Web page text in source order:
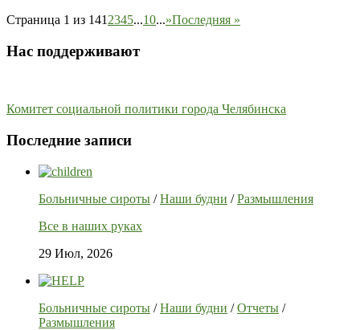
Страница 1 из 141 2345...10...»Последняя »
Нас поддерживают
Комитет социальной политики города Челябинска
Последние записи
Больничные сироты /Наши будни /Размышления
Все в наших руках
29 Июл, 2026
Больничные сироты /Наши будни /Отчеты /
Размышления